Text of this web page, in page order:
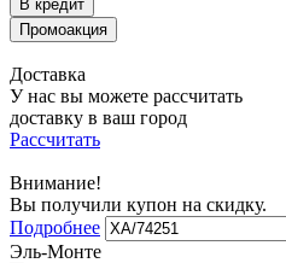
Доставка
У нас вы можете рассчитать
доставку в ваш город
Рассчитать
Внимание!
Вы получили купон на скидку.
Подробнее
Эль-Монте